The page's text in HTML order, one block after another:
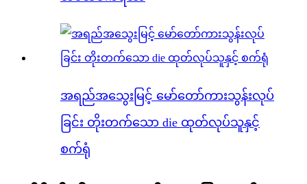
အရည်အသွေးမြင့် မော်တော်ကားသွန်းလုပ်
ခြင်း တိုးတက်သော die ထုတ်လုပ်သူနှင့်
စက်ရုံ